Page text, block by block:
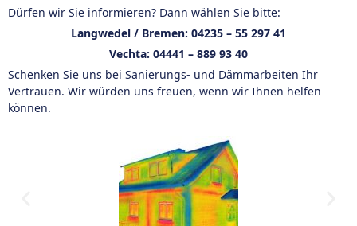
Dürfen wir Sie informieren? Dann wählen Sie bitte:
Langwedel / Bremen: 04235 – 55 297 41
Vechta: 04441 – 889 93 40
Schenken Sie uns bei Sanierungs- und Dämmarbeiten Ihr
Vertrauen. Wir würden uns freuen, wenn wir Ihnen helfen
können.